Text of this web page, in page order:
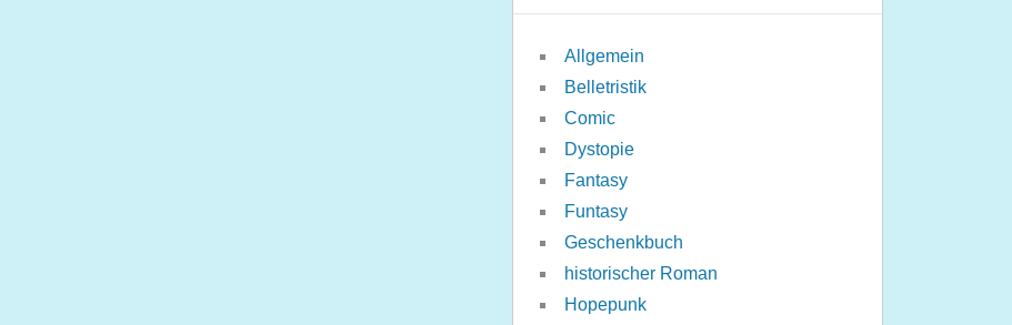
Allgemein
Belletristik
Comic
Dystopie
Fantasy
Funtasy
Geschenkbuch
historischer Roman
Hopepunk